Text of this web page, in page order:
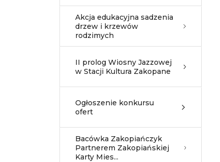
Akcja edukacyjna sadzenia
drzew i krzewów
rodzimych
II prolog Wiosny Jazzowej
w Stacji Kultura Zakopane
Ogłoszenie konkursu
ofert
Bacówka Zakopiańczyk
Partnerem Zakopiańskiej
Karty Mies...